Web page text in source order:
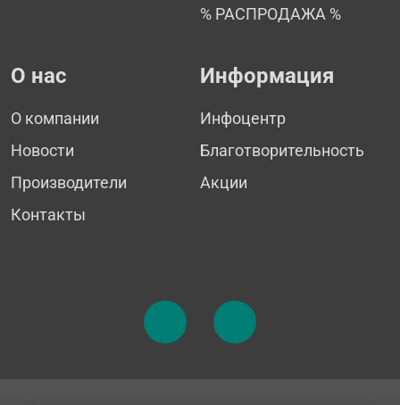
% РАСПРОДАЖА %
О нас
О компании
Новости
Производители
Контакты
Информация
Инфоцентр
Благотворительность
Акции